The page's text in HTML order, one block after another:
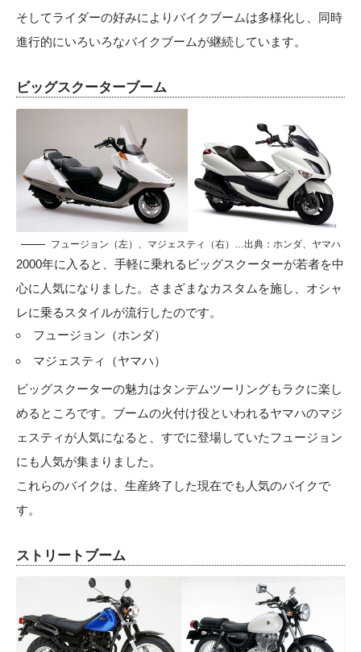
そしてライダーの好みによりバイクブームは多様化し、同時
進行的にいろいろなバイクブームが継続しています。
ビッグスクーターブーム
フュージョン（左）、マジェスティ（右）…出典：ホンダ、ヤマハ
2000年に入ると、手軽に乗れるビッグスクーターが若者を中
心に人気になりました。さまざまなカスタムを施し、オシャ
レに乗るスタイルが流行したのです。
フュージョン（ホンダ）
マジェスティ（ヤマハ）
ビッグスクーターの魅力はタンデムツーリングもラクに楽し
めるところです。ブームの火付け役といわれるヤマハのマジ
ェスティが人気になると、すでに登場していたフュージョン
にも人気が集まりました。
これらのバイクは、生産終了した現在でも人気のバイクで
す。
ストリートブーム